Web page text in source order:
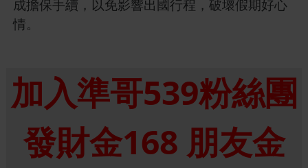
成擔保手續，以免影響出國行程，破壞假期好心
情。
加入準哥539粉絲團
發財金168 朋友金